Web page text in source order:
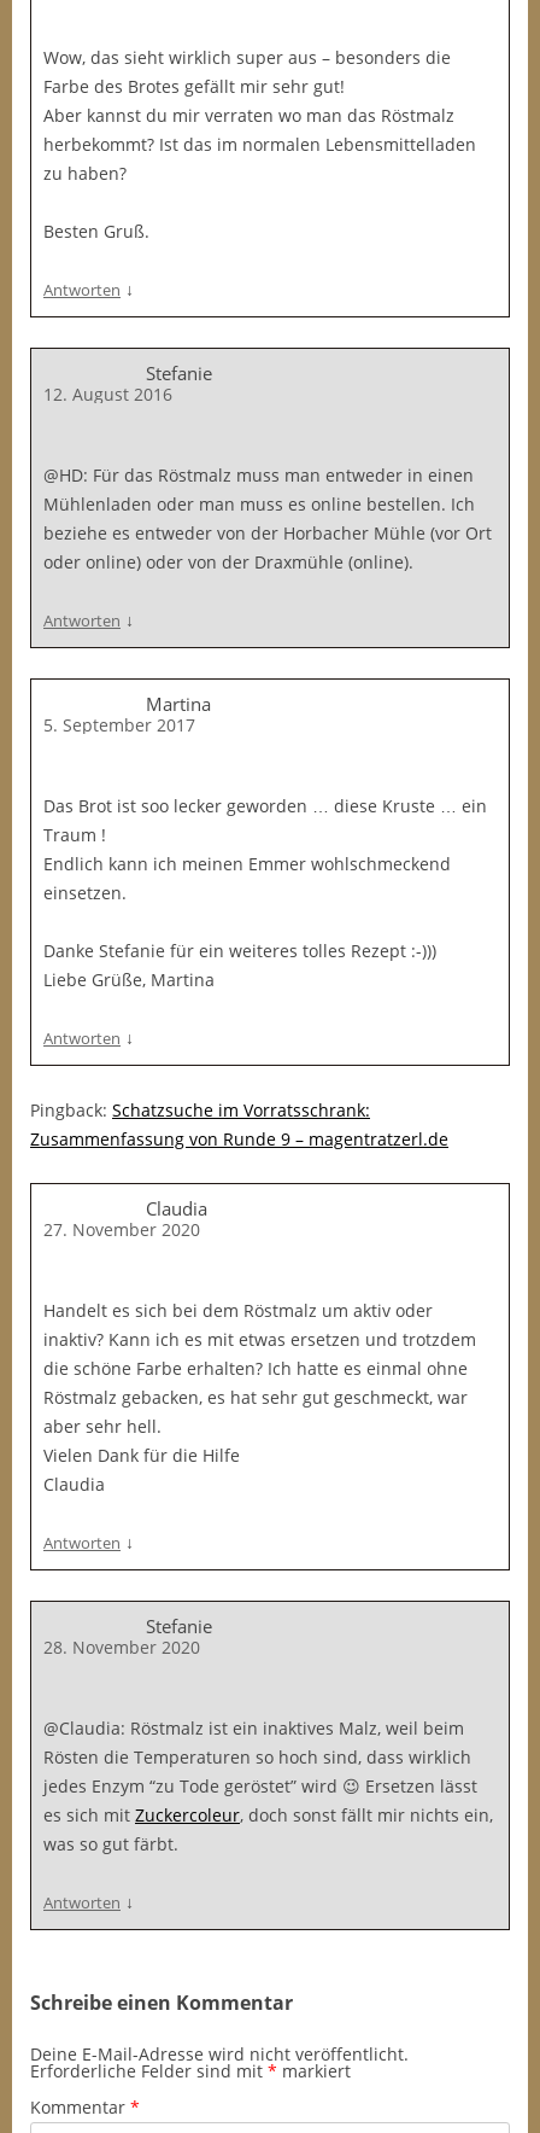
Wow, das sieht wirklich super aus – besonders die
Farbe des Brotes gefällt mir sehr gut!
Aber kannst du mir verraten wo man das Röstmalz
herbekommt? Ist das im normalen Lebensmittelladen
zu haben?
Besten Gruß.
Antworten ↓
Stefanie
12. August 2016
@HD: Für das Röstmalz muss man entweder in einen
Mühlenladen oder man muss es online bestellen. Ich
beziehe es entweder von der Horbacher Mühle (vor Ort
oder online) oder von der Draxmühle (online).
Antworten ↓
Martina
5. September 2017
Das Brot ist soo lecker geworden … diese Kruste … ein
Traum !
Endlich kann ich meinen Emmer wohlschmeckend
einsetzen.
Danke Stefanie für ein weiteres tolles Rezept :-)))
Liebe Grüße, Martina
Antworten ↓
Pingback: Schatzsuche im Vorratsschrank:
Zusammenfassung von Runde 9 – magentratzerl.de
Claudia
27. November 2020
Handelt es sich bei dem Röstmalz um aktiv oder
inaktiv? Kann ich es mit etwas ersetzen und trotzdem
die schöne Farbe erhalten? Ich hatte es einmal ohne
Röstmalz gebacken, es hat sehr gut geschmeckt, war
aber sehr hell.
Vielen Dank für die Hilfe
Claudia
Antworten ↓
Stefanie
28. November 2020
@Claudia: Röstmalz ist ein inaktives Malz, weil beim
Rösten die Temperaturen so hoch sind, dass wirklich
jedes Enzym “zu Tode geröstet” wird 😉 Ersetzen lässt
es sich mit Zuckercoleur, doch sonst fällt mir nichts ein,
was so gut färbt.
Antworten ↓
Schreibe einen Kommentar
Deine E-Mail-Adresse wird nicht veröffentlicht.
Erforderliche Felder sind mit * markiert
Kommentar *